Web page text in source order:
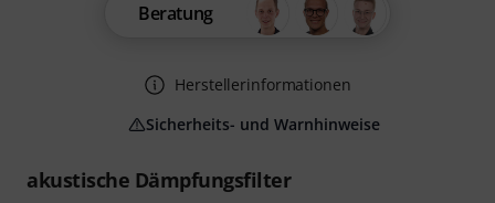
akustische Dämpfungsfilter
Beratung
Herstellerinformationen
Sicherheits- und Warnhinweise